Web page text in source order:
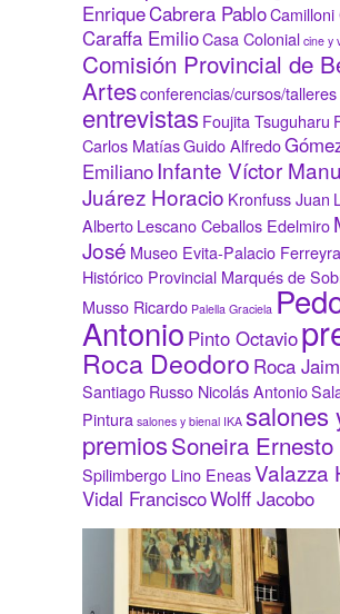
EnriqueCabrera PabloCamilloni
Caraffa EmilioCasa Colonial cine y
Comisión Provincial de
Artesconferencias/cursos/talleres
entrevistas Foujita Tsuguharu
Carlos MatíasGuido Alfredo
EmilianoInfante Víctor
Juárez Horacio Kronfuss Juan
AlbertoLescano Ceballos Edelmiro
José Museo Evita-Palacio Ferreyra
Histórico Provincial Marqués de
Musso Ricardo Palella Graciela
Antonio Pinto Octavio
Roca Deodoro Roca
SantiagoRusso Nicolás Antonio
Pintura salones y bienal IKA salones
premiosSoneira Ernesto
Spilimbergo Lino EneasValazza
Vidal FranciscoWolff Jacobo